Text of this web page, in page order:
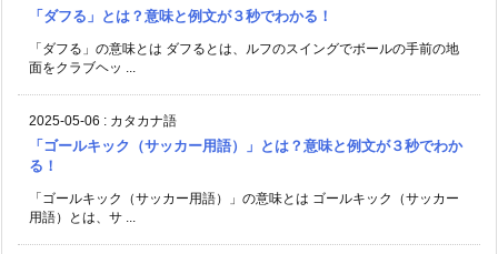
「ダフる」とは？意味と例文が３秒でわかる！
「ダフる」の意味とは ダフるとは、ルフのスイングでボールの手前の地
面をクラブヘッ ...
2025-05-06 : カタカナ語
「ゴールキック（サッカー用語）」とは？意味と例文が３秒でわか
る！
「ゴールキック（サッカー用語）」の意味とは ゴールキック（サッカー
用語）とは、サ ...